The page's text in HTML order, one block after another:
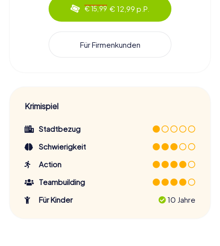
€ 15,99 € 12,99 p.P.
Für Firmenkunden
Krimispiel
Stadtbezug
Schwierigkeit
Action
Teambuilding
Für Kinder
10 Jahre